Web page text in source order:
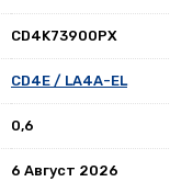
CD4K73900PX
CD4E / LA4A-EL
0,6
6 Август 2026